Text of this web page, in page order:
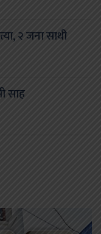
२ जना साथी
साह